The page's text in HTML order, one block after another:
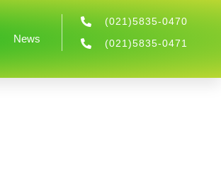
News
(021)5835-0470
(021)5835-0471